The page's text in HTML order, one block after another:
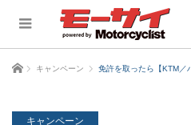
ホーム キャンペーン 免許を取ったら【KTM／
キャンペーン